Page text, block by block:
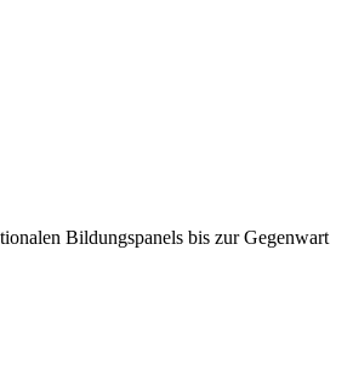
Bildungspanels bis zur Gegenwart